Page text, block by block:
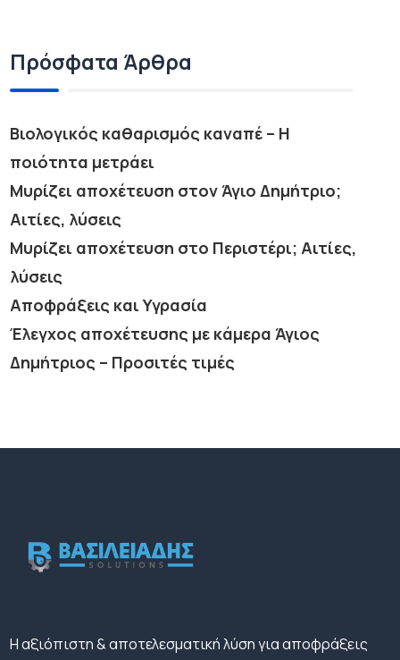
Πρόσφατα Άρθρα
Βιολογικός καθαρισμός καναπέ – Η
ποιότητα μετράει
Μυρίζει αποχέτευση στον Άγιο Δημήτριο;
Αιτίες, λύσεις
Μυρίζει αποχέτευση στο Περιστέρι; Αιτίες,
λύσεις
Αποφράξεις και Υγρασία
Έλεγχος αποχέτευσης με κάμερα Άγιος
Δημήτριος – Προσιτές τιμές
H αξιόπιστη & αποτελεσματική λύση για αποφράξεις